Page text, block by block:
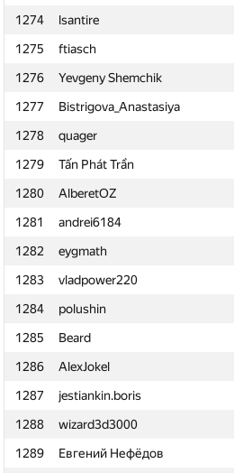
1274
lsantire
1275
ftiasch
1276
Yevgeny Shemchik
1277
Bistrigova_Anastasiya
1278
quager
1279
Tấn Phát Trần
1280
AlberetOZ
1281
andrei6184
1282
eygmath
1283
vladpower220
1284
polushin
1285
Beard
1286
AlexJokel
1287
jestiankin.boris
1288
wizard3d3000
1289
Евгений Нефёдов
1251 Nikhilesh Chamarthi
1252
SAM-RF24
1253
pulmenti
1254
supercmd
1255
kivald
1256
roman.bylina2007
1257
Антон Мороз
1258
alex.staroletov
1259
Ткачёв Андрей
1260
crowned.clown-kate
1261
klyachinvlad
1262
icnhoukdsiih
1263
mansurov.rust
1264
eabdulkhakova@logrocon.com
1265
Артём Иликаев
1266
yndx-rodion-m